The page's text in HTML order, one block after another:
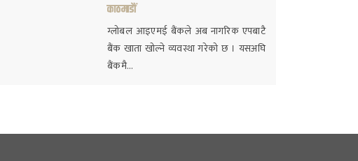
काठमाडौं
ग्लोबल आइएमई बैंकले अब नागरिक एपबाटै
बैंक खाता खोल्ने व्यवस्था गरेको छ । यसअघि
बैंकमै…